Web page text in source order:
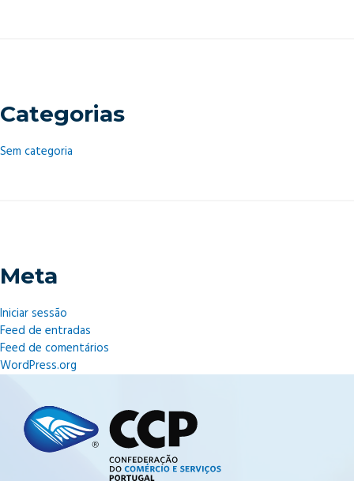
Categorias
Sem categoria
Meta
Iniciar sessão
Feed de entradas
Feed de comentários
WordPress.org